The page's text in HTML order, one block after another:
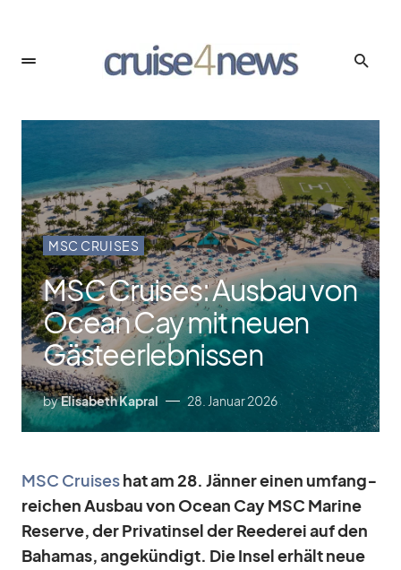
MSC CRUISES
MSC Cruises: Ausbau von
Ocean Cay mit neuen
Gästeerlebnissen
byElisabeth Kapral 28. Januar 2026
MSC Crui­seshat am 28. Jän­ner ei­nen um­fang­
rei­chen Aus­bau von Ocean Cay MSC Ma­rine
Re­serve, der Pri­vat­in­sel der Ree­de­rei auf den
Ba­ha­mas, an­ge­kün­digt. Die In­sel er­hält neue